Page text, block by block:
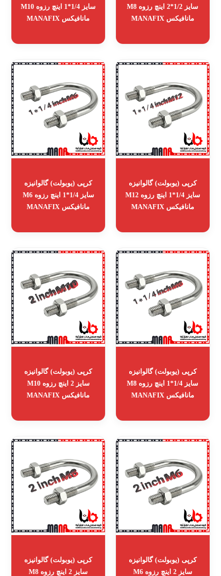
سایز 1/2*2 اینچ رزوه M8
مانافیکس MANAFIX
سایز 1/4*1 اینچ رزوه M10
مانافیکس MANAFIX
کرپی (یوبولت) گالوانیزه
سایز 1/4*1 اینچ رزوه M12
مانافیکس MANAFIX
کرپی (یوبولت) گالوانیزه
سایز 1/4*1 اینچ رزوه M6
مانافیکس MANAFIX
کرپی (یوبولت) گالوانیزه
سایز 1/4*1 اینچ رزوه M8
مانافیکس MANAFIX
کرپی (یوبولت) گالوانیزه
سایز 2 اینچ رزوه M10
مانافیکس MANAFIX
کرپی (یوبولت) گالوانیزه
سایز 2 اینچ رزوه M6
کرپی (یوبولت) گالوانیزه
سایز 2 اینچ رزوه M8